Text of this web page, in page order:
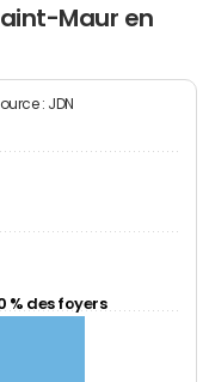
Maur en
: JDN
% des foyers